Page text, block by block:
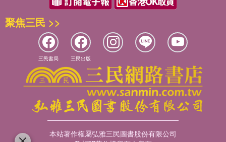
聚焦三民 >>
三民書局 三民出版
本站著作權屬弘雅三民圖書股份有限公司